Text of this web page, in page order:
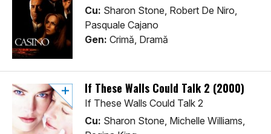
Cu: Sharon Stone, Robert De Niro,
Pasquale Cajano
Gen: Crimă, Dramă
If These Walls Could Talk 2 (2000)
If These Walls Could Talk 2
Cu: Sharon Stone, Michelle Williams,